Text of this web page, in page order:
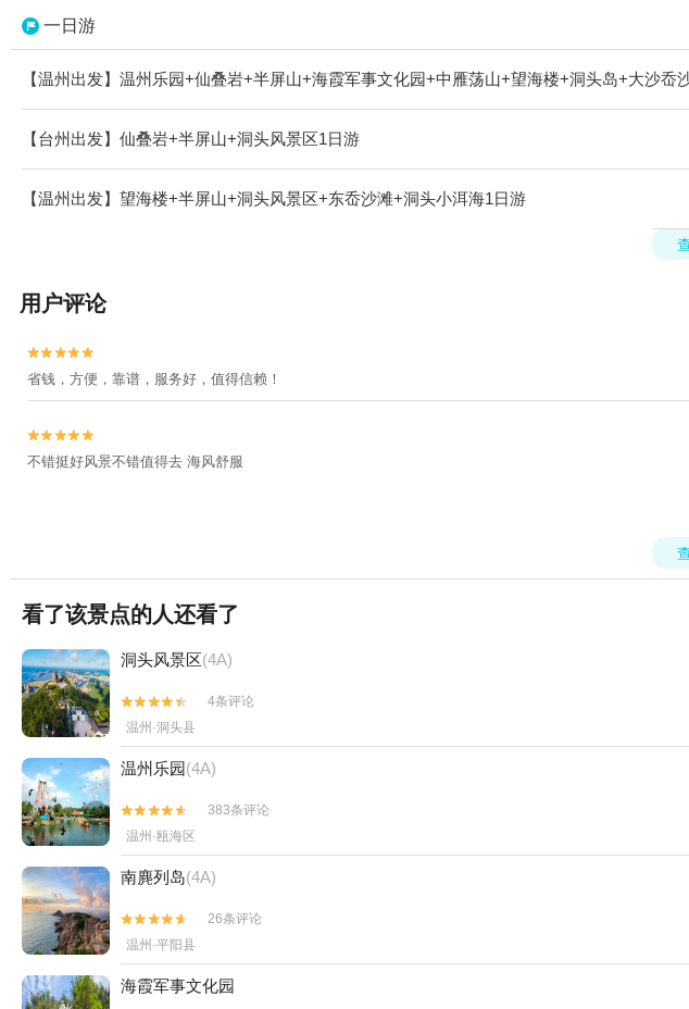
一日游
【温州出发】温州乐园+仙叠岩+半屏山+海霞军事文化园+中雁荡山+望海楼+洞头岛+大沙
【台州出发】仙叠岩+半屏山+洞头风景区1日游
【温州出发】望海楼+半屏山+洞头风景区+东岙沙滩+洞头小洱海1日游
用户评论


省钱，方便，靠谱，服务好，值得信赖！


不错挺好风景不错值得去 海风舒服
看了该景点的人还看了
洞头风景区(4A)


4条评论
温州·洞头县
温州乐园(4A)


383条评论
温州·瓯海区
南麂列岛(4A)


26条评论
温州·平阳县
海霞军事文化园